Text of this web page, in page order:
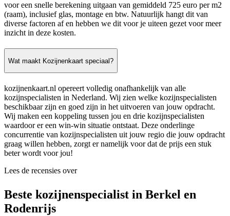
voor een snelle berekening uitgaan van gemiddeld 725 euro per m2
(raam), inclusief glas, montage en btw. Natuurlijk hangt dit van
diverse factoren af en hebben we dit voor je uiteen gezet voor meer
inzicht in deze kosten.
Wat maakt Kozijnenkaart speciaal?
kozijnenkaart.nl opereert volledig onafhankelijk van alle
kozijnspecialisten in Nederland. Wij zien welke kozijnspecialisten
beschikbaar zijn en goed zijn in het uitvoeren van jouw opdracht.
Wij maken een koppeling tussen jou en drie kozijnspecialisten
waardoor er een win-win situatie ontstaat. Deze onderlinge
concurrentie van kozijnspecialisten uit jouw regio die jouw opdracht
graag willen hebben, zorgt er namelijk voor dat de prijs een stuk
beter wordt voor jou!
Lees de recensies over
Beste kozijnenspecialist in Berkel en
Rodenrijs